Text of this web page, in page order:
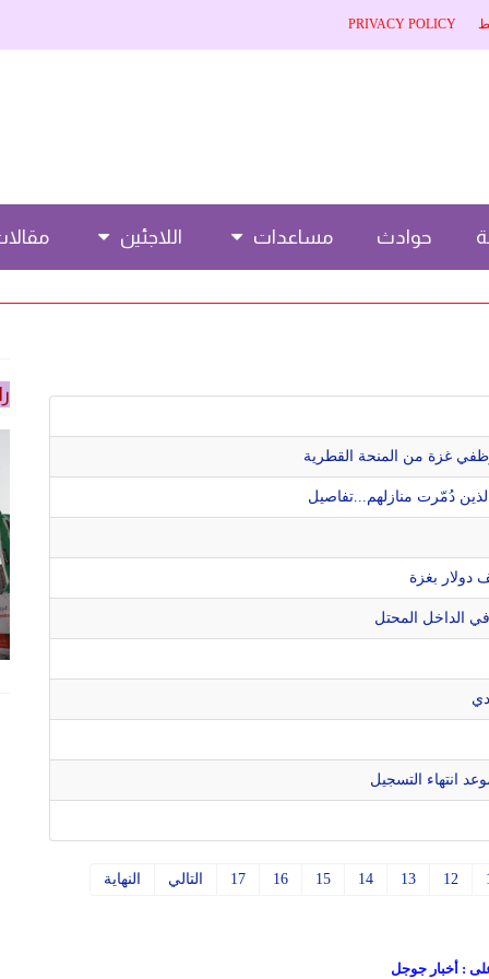
PRIVACY POLICY
حوادث مساعدات اللاجئين
غزة من المنحة القطرية
دُمّرت منازلهم...تفاصيل
الداخل المحتل
انتهاء التسجيل
12
13
14
15
16
17 التالي النهاية
على : أخبار جوجل